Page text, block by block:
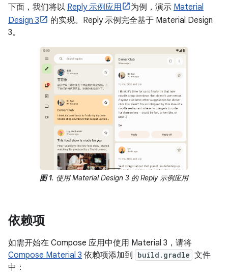
下面，我们将以 Reply 示例应用 为例，演示 Material
Design 3
的实现。Reply 示例完全基于 Material Design
3。
图 1. 使用 Material Design 3 的 Reply 示例应用
依赖项
如需开始在 Compose 应用中使用 Material 3，请将
Compose Material 3 依赖项添加到 build.gradle 文件
中：